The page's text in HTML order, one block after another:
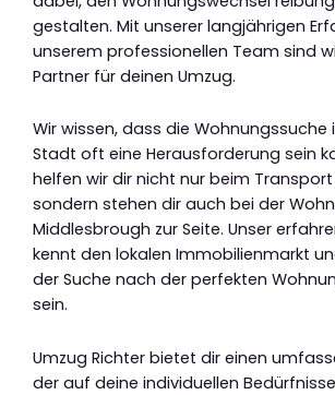
gestalten. Mit unserer langjährigen
unserem professionellen Team sind
Partner für deinen Umzug.
Wir wissen, dass die Wohnungssuche
Stadt oft eine Herausforderung sein
helfen wir dir nicht nur beim
sondern stehen dir auch bei der
Middlesbrough zur Seite. Unser
kennt den lokalen Immobilienmarkt
der Suche nach der perfekten
sein.
Umzug Richter bietet dir einen
der auf deine individuellen